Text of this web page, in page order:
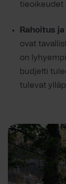
tieoikeudet
Rahoitus
ovat
on
budjetti
tulevat